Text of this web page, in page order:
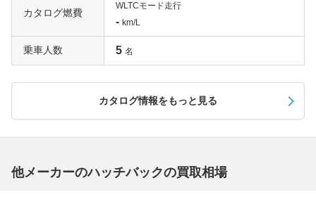
カタログ燃費
WLTCモード走行
- km/L
乗車人数 5 名
カタログ情報をもっと見る
他メーカーのハッチバックの買取相場